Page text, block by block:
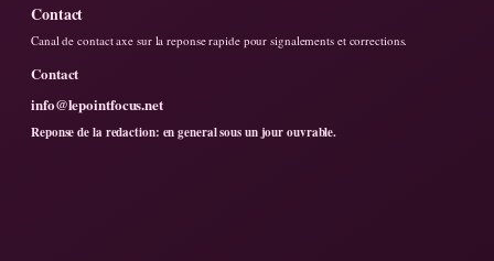
Contact
Canal de contact axe sur la reponse rapide pour signalements et corrections.
Contact
info@lepointfocus.net
Reponse de la redaction: en general sous un jour ouvrable.